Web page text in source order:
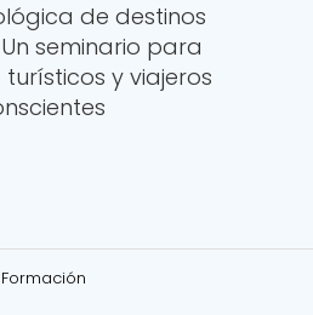
de destinos
seminario para
y viajeros